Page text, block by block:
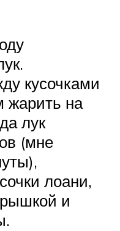
кусочками
жарить на
лук
(мне
лоани,
и